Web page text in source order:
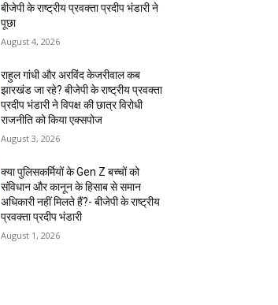
बीजेपी के राष्ट्रीय प्रवक्ता प्रदीप भंडारी ने
पूछा
August 4, 2026
राहुल गांधी और अरविंद केजरीवाल कब
झारखंड जा रहे? बीजेपी के राष्ट्रीय प्रवक्ता
प्रदीप भंडारी ने विपक्ष की छात्र विरोधी
राजनीति को किया एक्सपोज
August 3, 2026
क्या पुलिसकर्मियों के Gen Z बच्चों को
संविधान और कानून के हिसाब से समान
अधिकारी नहीं मिलते हैं?- बीजेपी के राष्ट्रीय
प्रवक्ता प्रदीप भंडारी
August 1, 2026